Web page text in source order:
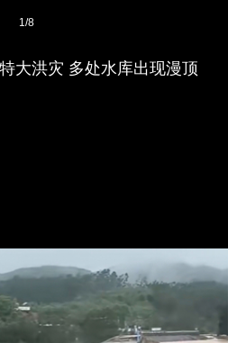
1/8
大洪灾 多处水库出现漫顶